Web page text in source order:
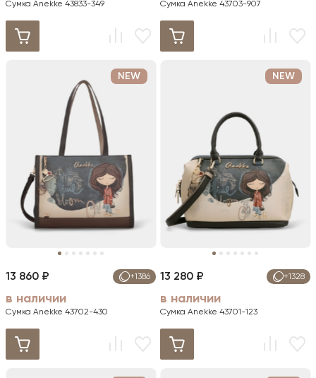
Сумка Anekke 43833-349 Сумка Anekke 43703-907
NEW
+1386
13 860 ₽
в наличии
Сумка Anekke 43702-430
NEW
+1328
13 280 ₽
в наличии
Сумка Anekke 43701-123